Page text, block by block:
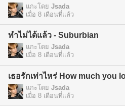
แกะโดย Jsada
เมื่อ 8 เดือนที่แล้ว
ทำไม่ได้แล้ว - Suburbian
แกะโดย Jsada
เมื่อ 8 เดือนที่แล้ว
แกะโดย Jsada
เมื่อ 8 เดือนที่แล้ว